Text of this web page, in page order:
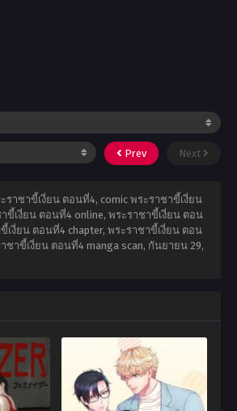
Prev Next
าชาขี้เงี่ยน ตอนที่4, comic พระราชาขี้เงี่ยน
เงี่ยน ตอนที่4 online, พระราชาขี้เงี่ยน ตอน
งี่ยน ตอนที่4 chapter, พระราชาขี้เงี่ยน ตอน
ชาขี้เงี่ยน ตอนที่4 manga scan, กันยายน 29,